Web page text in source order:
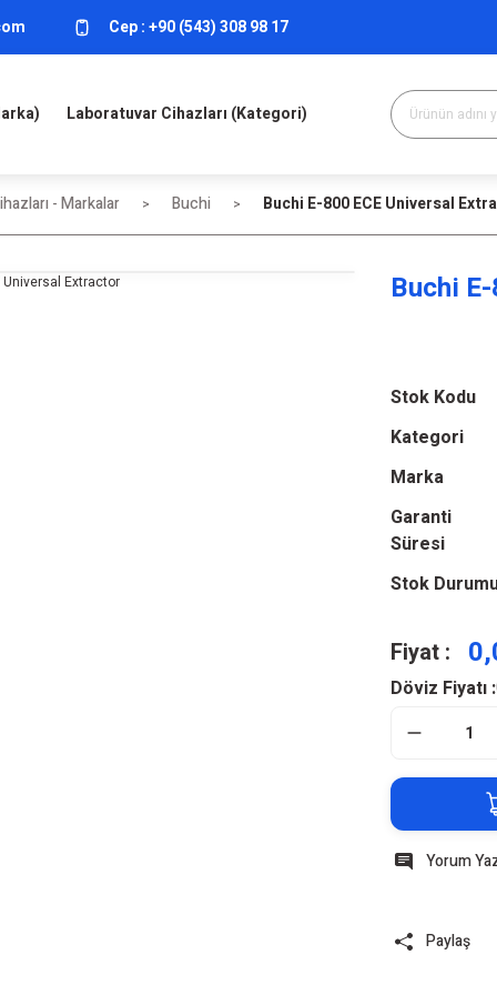
Cep :+90 (543) 308 98 17
Laboratuvar Cihazları (Kategori)
- Markalar Buchi Buchi E-800 ECE Universal
Buchi
Stok Kodu
Kategori
Marka
Garanti
Süresi
Stok
Fiyat :
Döviz Fiyatı :
Yorum
Paylaş